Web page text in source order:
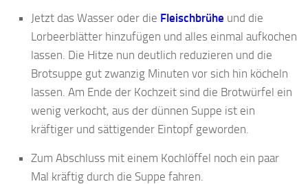
Jetzt das Wasser oder die Fleischbrühe und die
Lorbeerblätter hinzufügen und alles einmal aufkochen
lassen. Die Hitze nun deutlich reduzieren und die
Brotsuppe gut zwanzig Minuten vor sich hin köcheln
lassen. Am Ende der Kochzeit sind die Brotwürfel ein
wenig verkocht, aus der dünnen Suppe ist ein
kräftiger und sättigender Eintopf geworden.
Zum Abschluss mit einem Kochlöffel noch ein paar
Mal kräftig durch die Suppe fahren.